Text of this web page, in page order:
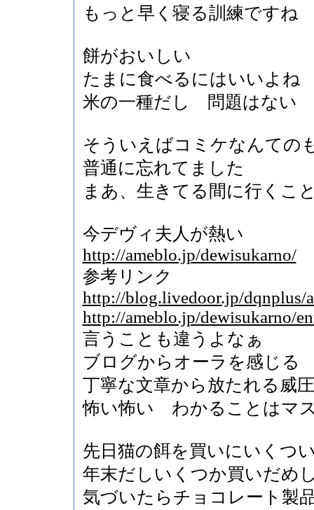
もっと早く寝る訓練ですね
餅がおいしい
たまに食べるにはいいよね
米の一種だし 問題はない
そういえばコミケなんての
普通に忘れてました
まあ、生きてる間に行くこ
今デヴィ夫人が熱い
http://ameblo.jp/dewisukarno/
参考リンク
http://blog.livedoor.jp/dqnplus/
http://ameblo.jp/dewisukarno/
言うことも違うよなぁ
ブログからオーラを感じる
丁寧な文章から放たれる威
怖い怖い わかることはマ
先日猫の餌を買いにいくつ
年末だしいくつか買いだめ
気づいたらチョコレート製